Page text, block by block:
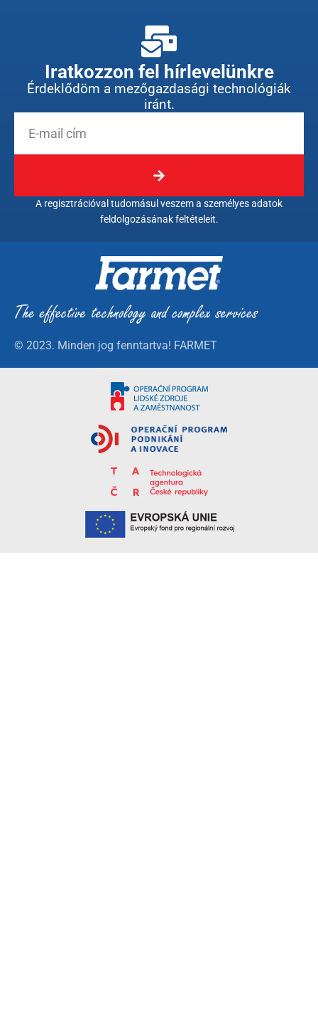
Iratkozzon fel hírlevelünkre
Érdeklődöm a mezőgazdasági technológiák
iránt.
A regisztrációval tudomásul veszem a személyes adatok
feldolgozásának feltételeit.
© 2023. Minden jog fenntartva! FARMET